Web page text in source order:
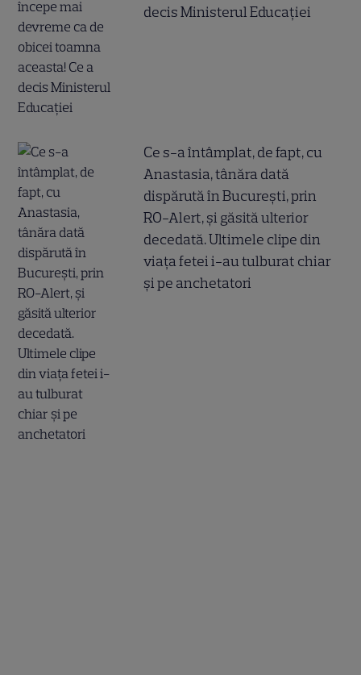
decis Ministerul Educației
Ce s-a întâmplat, de fapt, cu
Anastasia, tânăra dată
dispărută în București, prin
RO-Alert, și găsită ulterior
decedată. Ultimele clipe din
viața fetei i-au tulburat chiar
și pe anchetatori